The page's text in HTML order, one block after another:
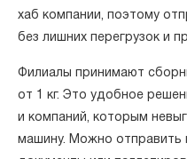
хаб компании, поэтому
без лишних перегрузок и
Филиалы принимают
от 1 кг. Это удобное
и компаний, которым
машину. Можно отправить